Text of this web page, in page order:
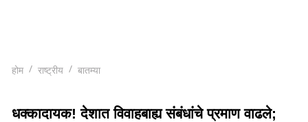
होम राष्ट्रीय बातम्या
धक्कादायक! देशात विवाहबाह्य संबंधांचे प्रमाण वाढले;